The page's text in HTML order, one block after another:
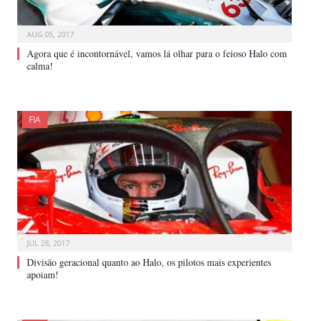
AUG 05, 2017
Agora que é incontornável, vamos lá olhar para o feioso Halo com
calma!
FIA
JUL 28, 2017
Divisão geracional quanto ao Halo, os pilotos mais experientes
apoiam!